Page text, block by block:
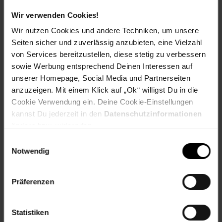
Wir verwenden Cookies!
Wir nutzen Cookies und andere Techniken, um unsere
Seiten sicher und zuverlässig anzubieten, eine Vielzahl
von Services bereitzustellen, diese stetig zu verbessern
sowie Werbung entsprechend Deinen Interessen auf
unserer Homepage, Social Media und Partnerseiten
anzuzeigen. Mit einem Klick auf „Ok“ willigst Du in die
Cookie Verwendung ein. Deine Cookie-Einstellungen
kannst Du jederzeit in den Datenschutzinformationen
Notwendig
Präferenzen
Statistiken
Farbe (außen): Rot
Set-Größe (Teile): 1-teilig
Besonderheiten: Festmaß freihängend ohne Bohren
Klemmfix
Länge (cm): 150 cm
Maße: 80 x 150 cm
Breite (cm): 80 cm
Gewicht: 1 kg
Höhe (cm): 150 cm
Motiv: unifarben
Artikelnummer: 2275206000